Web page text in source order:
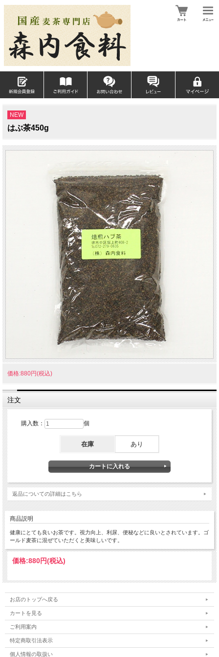
NEW
はぶ茶450g
価格:880円(税込)
注文
購入数： 個
在庫 あり
返品についての詳細はこちら
商品説明
健康にとても良いお茶です。視力向上、利尿、便秘などに良いとされています。ゴ
ールド麦茶に混ぜていただくと美味しいです。
価格:880円(税込)
お店のトップへ戻る
カートを見る
ご利用案内
特定商取引法表示
個人情報の取扱い